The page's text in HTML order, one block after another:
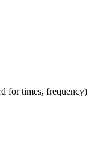
for times, frequency)